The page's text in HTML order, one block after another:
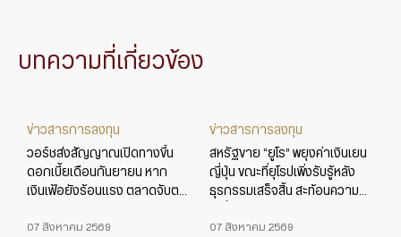
บทความที่เกี่ยวข้อง
ข่าวสารการลงทุน
วอร์ชส่งสัญญาณเปิดทางขึ้น
ดอกเบี้ยเดือนกันยายน หาก
เงินเฟ้อยังร้อนแรง ตลาดจับตา
07 สิงหาคม 2569
ข่าวสารการลงทุน
สหรัฐขาย “ยูโร” พยุงค่าเงินเยน
ญี่ปุ่น ขณะที่ยุโรปเพิ่งรับรู้หลัง
ธุรกรรมเสร็จสิ้น สะท้อนความ
07 สิงหาคม 2569